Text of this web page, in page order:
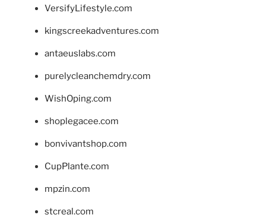
VersifyLifestyle.com
kingscreekadventures.com
antaeuslabs.com
purelycleanchemdry.com
WishOping.com
shoplegacee.com
bonvivantshop.com
CupPlante.com
mpzin.com
stcreal.com